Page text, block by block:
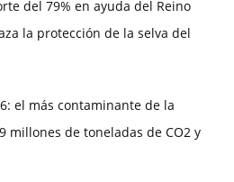
del 79% en ayuda del Reino
la protección de la selva del
el más contaminante de la
millones de toneladas de CO2 y